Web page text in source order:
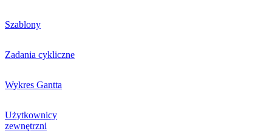
Szablony
Zadania cykliczne
Wykres Gantta
Użytkownicy
zewnętrzni